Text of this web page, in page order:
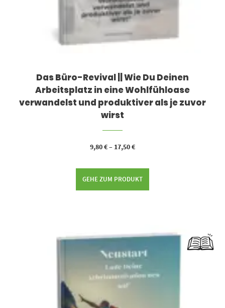
Das Büro-Revival || Wie Du Deinen
Arbeitsplatz in eine Wohlfühloase
verwandelst und produktiver als je zuvor
wirst
9,80€– 17,50€
GEHE ZUM PRODUKT